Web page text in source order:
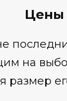
Цены
на
размер